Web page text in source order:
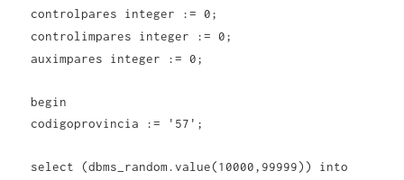
controlpares integer := 0;
controlimpares integer := 0;
auximpares integer := 0;
begin
codigoprovincia := '57';
select (dbms_random.value(10000,99999)) into